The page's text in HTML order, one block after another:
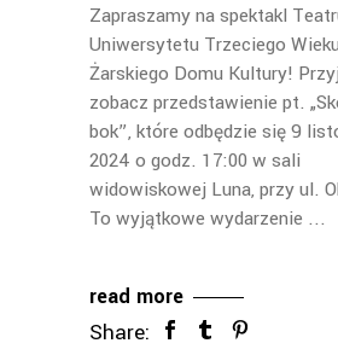
Zapraszamy na spektakl
Uniwersytetu Trzeciego Wieku
Żarskiego Domu Kultury!
zobacz przedstawienie pt.
bok”, które odbędzie się 9
2024 o godz. 17:00 w sali
widowiskowej Luna, przy ul.
To wyjątkowe wydarzenie
read more
Share: